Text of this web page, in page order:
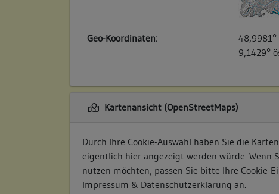
Geo-Koordinaten:
9,1429°
Kartenansicht (OpenStreetMaps)
Durch Ihre Cookie-Auswahl haben Sie die
eigentlich hier angezeigt werden würde. Wenn
nutzen möchten, passen Sie bitte Ihre Cookie-
Impressum & Datenschutzerklärung an.